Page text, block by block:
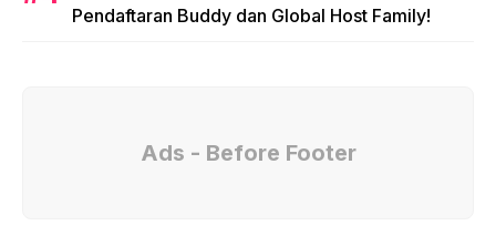
Pendaftaran Buddy dan Global Host Family!
Ads - Before Footer